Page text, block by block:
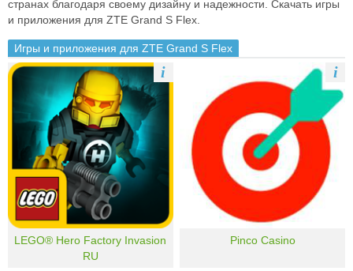
странах благодаря своему дизайну и надежности. Скачать игры
и приложения для ZTE Grand S Flex.
Игры и приложения для ZTE Grand S Flex
LEGO® Hero Factory Invasion
RU
i
Pinco Casino
i